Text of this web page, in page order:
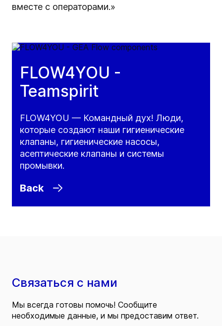
вместе с операторами.»
FLOW4YOU -
Teamspirit
FLOW4YOU — Командный дух! Люди,
которые создают наши гигиенические
клапаны, гигиенические насосы,
асептические клапаны и системы
промывки.
Back
Связаться с нами
Мы всегда готовы помочь! Сообщите
необходимые данные, и мы предоставим ответ.